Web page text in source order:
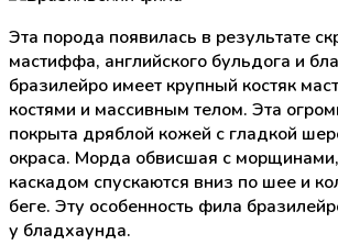
Эта порода появилась в результате
мастиффа, английского бульдога и
бразилейро имеет крупный костяк
костями и массивным телом. Эта
покрыта дряблой кожей с гладкой
окраса. Морда обвисшая с
каскадом спускаются вниз по шее и
беге. Эту особенность фила
у бладхаунда.